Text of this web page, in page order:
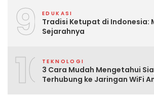
9 EDUKASI
Tradisi Ketupat di Indonesia:
Sejarahnya
10TEKNOLOGI
3 Cara Mudah Mengetahui
Terhubung ke Jaringan WiFi